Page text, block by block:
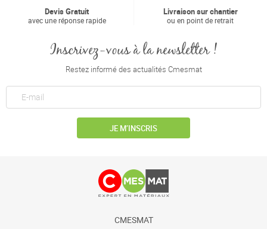
Devis Gratuit
avec une réponse rapide
Livraison sur chantier
ou en point de retrait
Inscrivez-vous à la newsletter !
Restez informé des actualités Cmesmat
JE M’INSCRIS
CMESMAT